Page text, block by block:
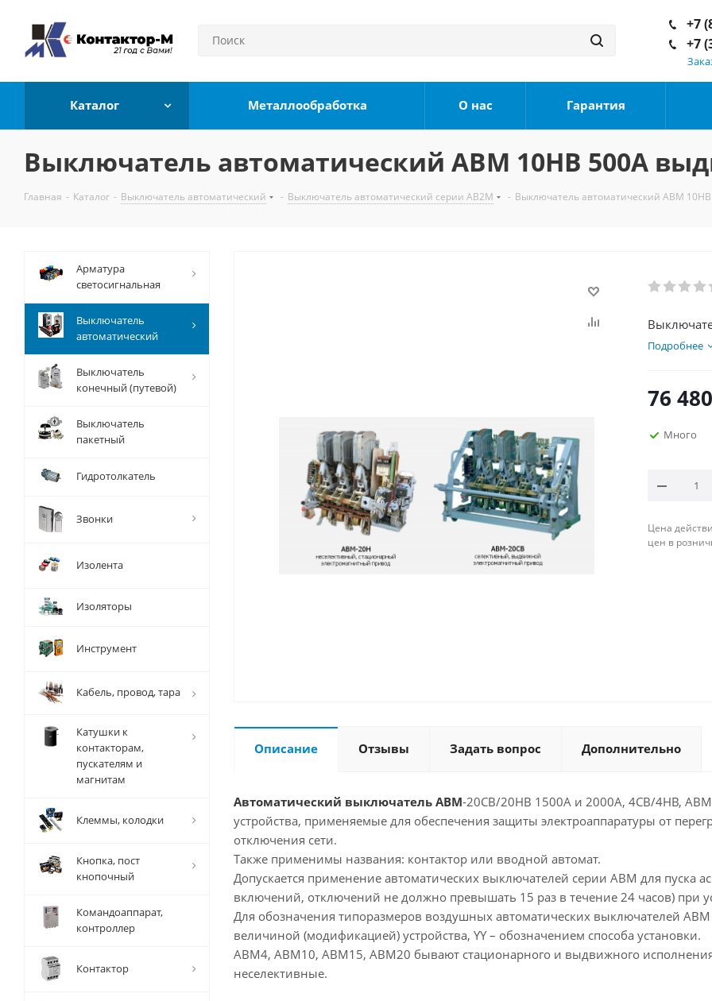
+7
+7
Каталог Металлообработка О нас Гарантия
Выключатель автоматический АВМ 10НВ 500А
Главная - Каталог - Выключатель автоматический - Выключатель автоматический серии АВ2М - Выключатель автоматический АВМ 10НВ
Подробнее
76 480
Много
Цена
цен в
Описание Отзывы Задать вопрос Дополнительно
Автоматический выключатель АВМ-20СВ/20НВ 1500А и 2000А, 4СВ/4НВ,
устройства, применяемые для обеспечения защиты электроаппаратуры от
отключения сети.
Также применимы названия: контактор или вводной автомат.
Допускается применение автоматических выключателей серии АВМ для пуска
включений, отключений не должно превышать 15 раз в течение 24 часов) при
Для обозначения типоразмеров воздушных автоматических выключателей АВМ
величиной (модификацией) устройства, YY – обозначением способа установки.
АВМ4, АВМ10, АВМ15, АВМ20 бывают стационарного и выдвижного
неселективные.
Арматура
светосигнальная
Выключатель
автоматический
Выключатель
конечный (путевой)
Выключатель
пакетный
Гидротолкатель
Звонки
Изолента
Изоляторы
Инструмент
Кабель, провод, тара
Катушки к
контакторам,
пускателям и
магнитам
Клеммы, колодки
Кнопка, пост
кнопочный
Командоаппарат,
контроллер
Контактор